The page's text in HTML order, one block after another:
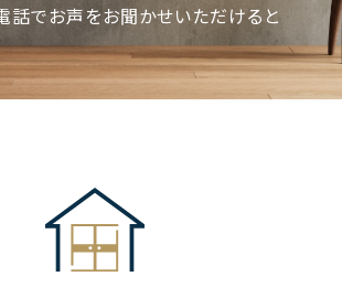
話でお声をお聞かせいただけると